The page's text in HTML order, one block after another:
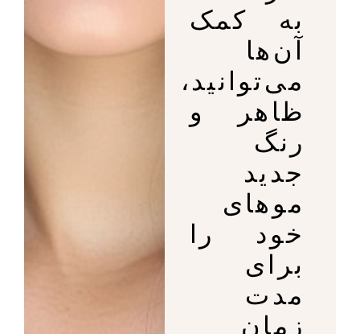
به کمک
آن‌ها
می‌توانید،
ظاهر و
رنگ
جدید
مو‌های
خود را
برای
مدت